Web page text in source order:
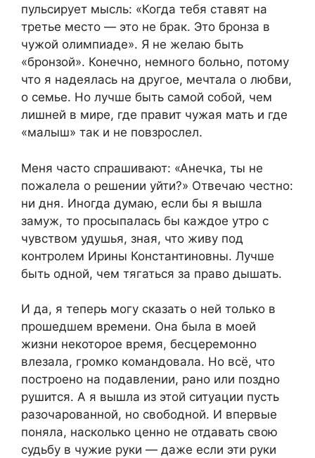
пульсирует мысль: «Когда тебя ставят на
третье место — это не брак. Это бронза в
чужой олимпиаде». Я не желаю быть
«бронзой». Конечно, немного больно, потому
что я надеялась на другое, мечтала о любви,
о семье. Но лучше быть самой собой, чем
лишней в мире, где правит чужая мать и где
«малыш» так и не повзрослел.
Меня часто спрашивают: «Анечка, ты не
пожалела о решении уйти?» Отвечаю честно:
ни дня. Иногда думаю, если бы я вышла
замуж, то просыпалась бы каждое утро с
чувством удушья, зная, что живу под
контролем Ирины Константиновны. Лучше
быть одной, чем тягаться за право дышать.
И да, я теперь могу сказать о ней только в
прошедшем времени. Она была в моей
жизни некоторое время, бесцеремонно
влезала, громко командовала. Но всё, что
построено на подавлении, рано или поздно
рушится. А я вышла из этой ситуации пусть
разочарованной, но свободной. И впервые
поняла, насколько ценно не отдавать свою
судьбу в чужие руки — даже если эти руки